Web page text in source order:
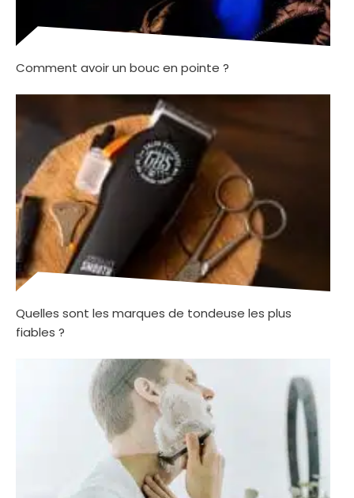
Comment avoir un bouc en pointe ?
Quelles sont les marques de tondeuse les plus
fiables ?